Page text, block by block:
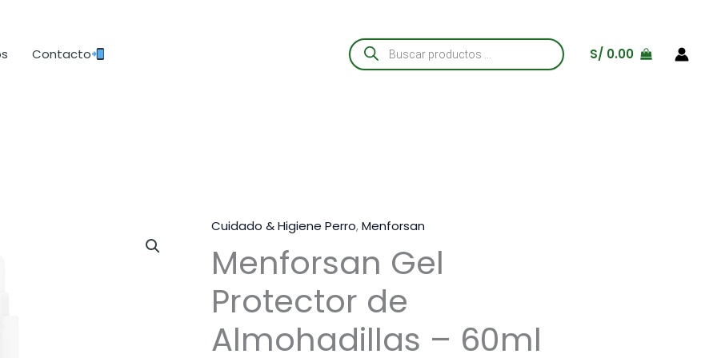
Contacto
Búsqueda
de
productos
S/ 0.00
Cuidado & Higiene Perro,Menforsan
Menforsan Gel
Protector de
Almohadillas – 60ml